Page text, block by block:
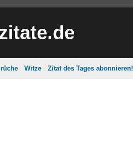
Witze Zitat des Tages abonnieren!